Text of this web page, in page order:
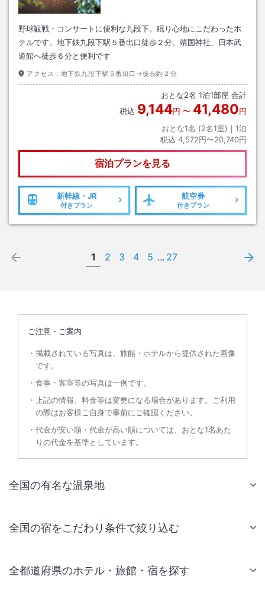
野球観戦・コンサートに便利な九段下。眠り心地にこだわったホ
テルです。地下鉄九段下駅５番出口徒歩２分。靖国神社、日本武
道館へ徒歩６分と便利です
アクセス： 地下鉄九段下駅５番出口→徒歩約２分
おとな2名 1泊1部屋 合計
税込 9,144円 〜 41,480円
おとな1名 (2名1室)｜ 1泊
税込 4,572円〜20,740円
宿泊プランを見る
新幹線・JR
付きプラン
航空券
付きプラン
1 2 3 4 5 ... 27
ご注意・ご案内
掲載されている写真は、旅館・ホテルから提供された画像
です。
食事・客室等の写真は一例です。
上記の情報、料金等は変更になる場合があります。ご利用
の際はお客様ご自身で事前にご確認ください。
代金が安い順・代金が高い順については、おとな1名あた
りの代金を基準としています。
全国の有名な温泉地
全国の宿をこだわり条件で絞り込む
全都道府県のホテル・旅館・宿を探す